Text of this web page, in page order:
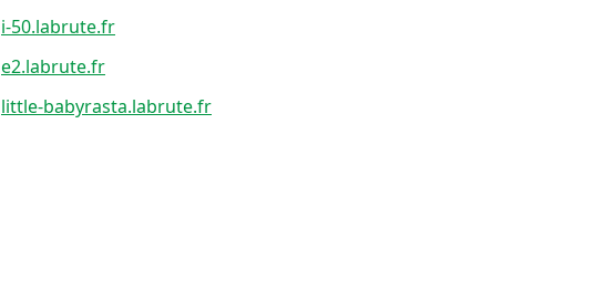
i-50.labrute.fr
e2.labrute.fr
little-babyrasta.labrute.fr